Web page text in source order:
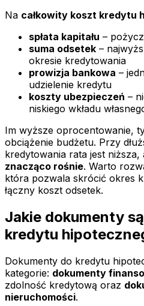
Na całkowity koszt kredytu
spłata kapitału –
suma odsetek –
okresie kredytowania
prowizja bankowa –
udzielenie kredytu
koszty ubezpieczeń –
niskiego wkładu
Im wyższe oprocentowanie,
obciążenie budżetu. Przy
kredytowania rata jest niższa,
znacząco rośnie. Warto
która pozwala skrócić okres
łączny koszt odsetek.
Jakie dokumenty
kredytu
Dokumenty do kredytu
kategorie: dokumenty
zdolność kredytową oraz
nieruchomości.